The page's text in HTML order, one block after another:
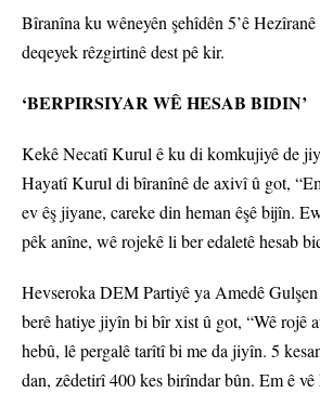
Bîranîna ku wêneyên şehîdên 5’ê
deqeyek rêzgirtinê dest pê kir.
‘BERPIRSIYAR WÊ HESAB BIDIN’
Kekê Necatî Kurul ê ku di komkujiyê de
Hayatî Kurul di bîranînê de axivî û got,
ev êş jiyane, careke din heman êşê bijîn.
pêk anîne, wê rojekê li ber edaletê hesab
Hevseroka DEM Partiyê ya Amedê
berê hatiye jiyîn bi bîr xist û got, “Wê rojê
hebû, lê pergalê tarîtî bi me da jiyîn. 5
dan, zêdetirî 400 kes birîndar bûn. Em ê